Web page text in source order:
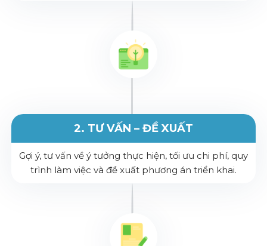
2. TƯ VẤN – ĐỀ XUẤT
Gợi ý, tư vấn về ý tưởng thực hiện, tối ưu chi phí, quy
trình làm việc và đề xuất phương án triển khai.